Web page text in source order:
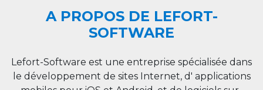
A PROPOS DE LEFORT-
SOFTWARE
Lefort-Software est une entreprise spécialisée dans
le développement de sites Internet, d' applications